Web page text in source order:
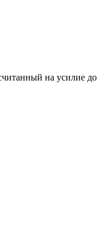
на усилие до